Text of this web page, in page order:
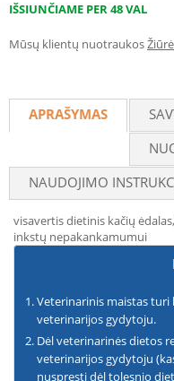
IŠSIUNČIAME PER 48 VAL
Mūsų klientų nuotraukos
APRAŠYMAS
NAUDOJIMO
visavertis dietinis kačių
inkstų nepakankamumui
Veterinarinis maistas turi
veterinarijos gydytoju.
Dėl veterinarinės dietos
veterinarijos gydytoju
nuspręsti dėl tolesnio